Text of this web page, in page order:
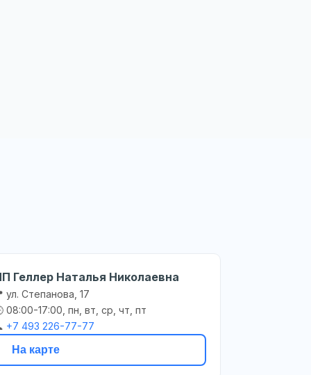
Геллер Наталья Николаевна
ул. Степанова, 17
08:00-17:00, пн, вт, ср, чт, пт
+7 493 226-77-77
На карте